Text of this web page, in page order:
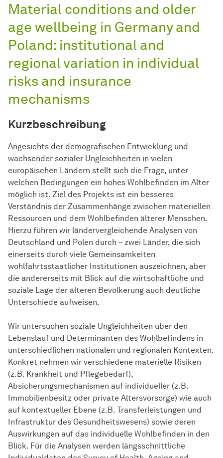
Material conditions and older
age wellbeing in Germany and
Poland: institutional and
regional variation in individual
risks and insurance
mechanisms
Kurzbeschreibung
Angesichts der demografischen Entwicklung und
wachsender sozialer Ungleichheiten in vielen
europäischen Ländern stellt sich die Frage, unter
welchen Bedingungen ein hohes Wohlbefinden im Alter
möglich ist. Ziel des Projekts ist ein besseres
Verständnis der Zusammenhänge zwischen materiellen
Ressourcen und dem Wohlbefinden älterer Menschen.
Hierzu führen wir ländervergleichende Analysen von
Deutschland und Polen durch – zwei Länder, die sich
einerseits durch viele Gemeinsamkeiten
wohlfahrtsstaatlicher Institutionen auszeichnen, aber
die andererseits mit Blick auf die wirtschaftliche und
soziale Lage der älteren Bevölkerung auch deutliche
Unterschiede aufweisen.
Wir untersuchen soziale Ungleichheiten über den
Lebenslauf und Determinanten des Wohlbefindens in
unterschiedlichen nationalen und regionalen Kontexten.
Konkret nehmen wir verschiedene materielle Risiken
(z.B. Krankheit und Pflegebedarf),
Absicherungsmechanismen auf individueller (z.B.
Immobilienbesitz oder private Altersvorsorge) wie auch
auf kontextueller Ebene (z.B. Transferleistungen und
Infrastruktur des Gesundheitswesens) sowie deren
Auswirkungen auf das individuelle Wohlbefinden in den
Blick. Für die Analysen werden längsschnittliche